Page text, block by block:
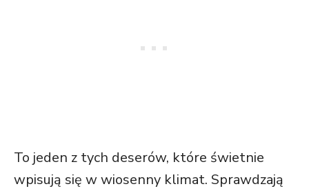
To jeden z tych deserów, które świetnie
wpisują się w wiosenny klimat. Sprawdzają